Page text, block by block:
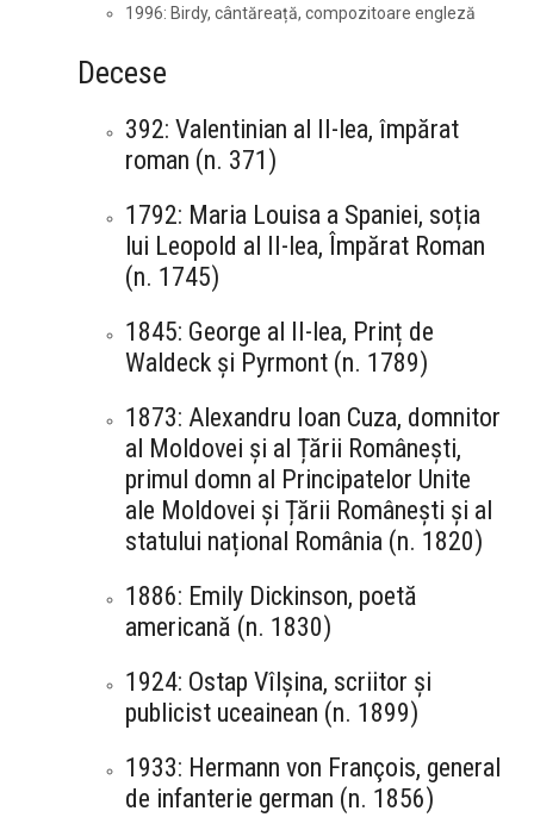
1996: Birdy, cântăreață, compozitoare engleză
Decese
392: Valentinian al II-lea, împărat
roman (n. 371)
1792: Maria Louisa a Spaniei, soția
lui Leopold al II-lea, Împărat Roman
(n. 1745)
1845: George al II-lea, Prinț de
Waldeck și Pyrmont (n. 1789)
1873: Alexandru Ioan Cuza, domnitor
al Moldovei și al Țării Românești,
primul domn al Principatelor Unite
ale Moldovei și Țării Românești și al
statului național România (n. 1820)
1886: Emily Dickinson, poetă
americană (n. 1830)
1924: Ostap Vîlșina, scriitor și
publicist uceainean (n. 1899)
1933: Hermann von François, general
de infanterie german (n. 1856)